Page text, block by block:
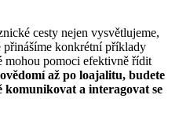
cesty nejen vysvětlujeme,
přinášíme konkrétní příklady
mohou pomoci efektivně řídit
až po loajalitu, budete
a interagovat se